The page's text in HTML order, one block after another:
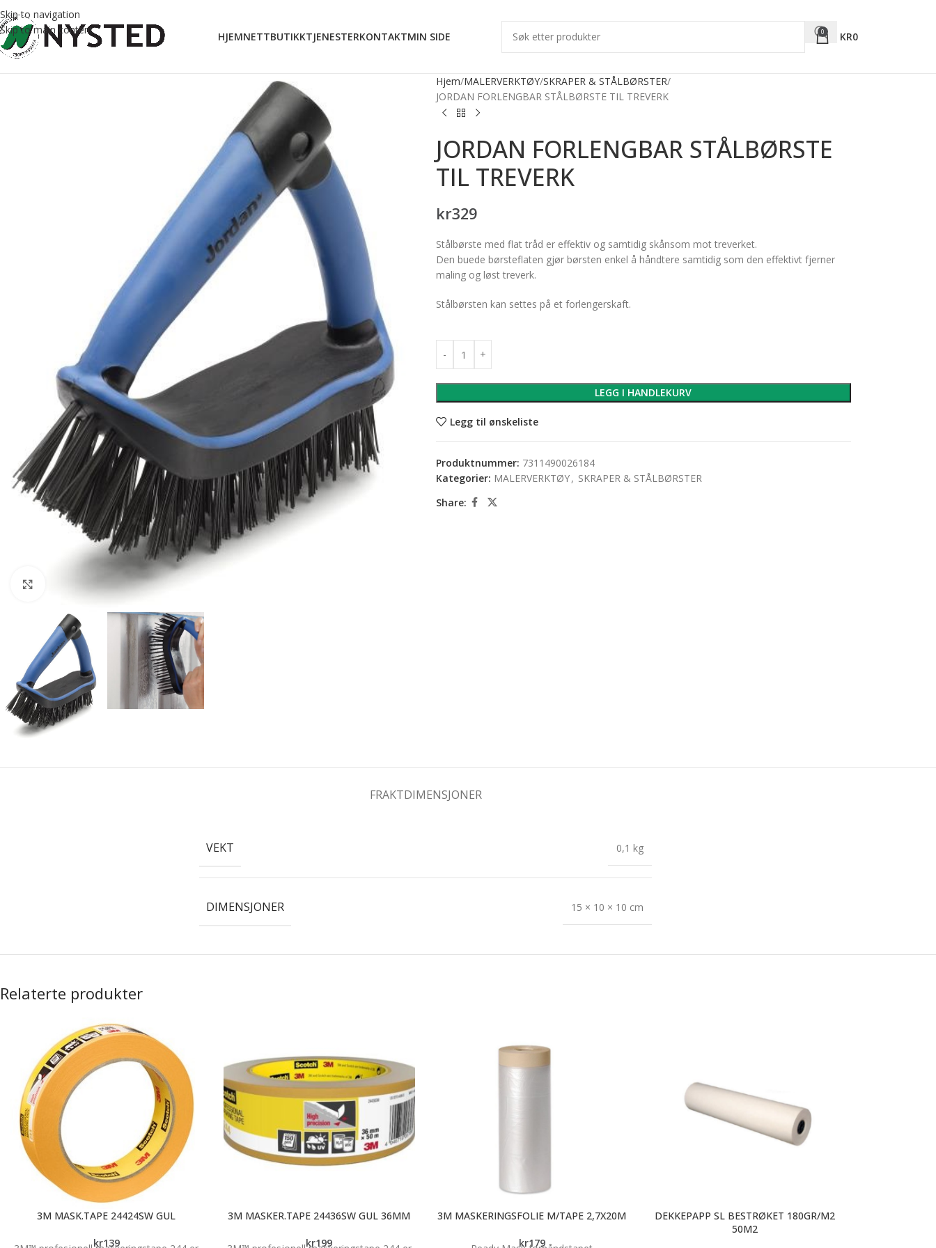
Skip to navigation
Skip to main content
HJEMNETTBUTIKKTJENESTERKONTAKTMIN SIDE 0 KR0
Forstørr bilde
Hjem MALERVERKTØY SKRAPER & STÅLBØRSTER
JORDAN FORLENGBAR STÅLBØRSTE TIL TREVERK
JORDAN FORLENGBAR STÅLBØRSTE
TIL TREVERK
kr329
Stålbørste med flat tråd er effektiv og samtidig skånsom mot treverket.
Den buede børsteflaten gjør børsten enkel å håndtere samtidig som den effektivt fjerner
maling og løst treverk.
Stålbørsten kan settes på et forlengerskaft.
LEGG I HANDLEKURV
Legg til ønskeliste
Produktnummer: 7311490026184
Kategorier: MALERVERKTØY, SKRAPER & STÅLBØRSTER
Share:
FRAKTDIMENSJONER
VEKT 0,1 kg
DIMENSJONER 15 × 10 × 10 cm
Relaterte produkter
3M MASK.TAPE 24424SW GUL
kr139
3M MASKER.TAPE 24436SW GUL 36MM
kr199
3M MASKERINGSFOLIE M/TAPE 2,7X20M
kr179
DEKKEPAPP SL BESTRØKET 180GR/M2
50M2